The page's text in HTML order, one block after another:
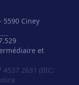
5590 Ciney
et
2631 (BIC: